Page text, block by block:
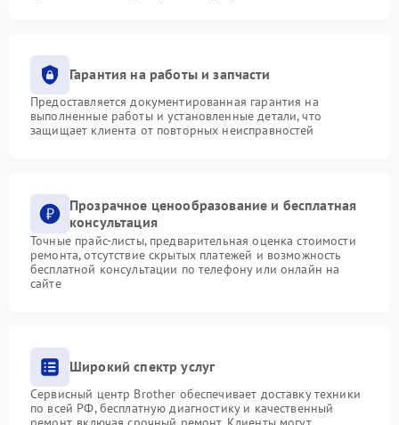
Гарантия на работы и запчасти
Предоставляется документированная гарантия на
выполненные работы и установленные детали, что
защищает клиента от повторных неисправностей
Прозрачное ценообразование и бесплатная
консультация
Точные прайс-листы, предварительная оценка стоимости
ремонта, отсутствие скрытых платежей и возможность
бесплатной консультации по телефону или онлайн на
сайте
Широкий спектр услуг
Сервисный центр Brother обеспечивает доставку техники
по всей РФ, бесплатную диагностику и качественный